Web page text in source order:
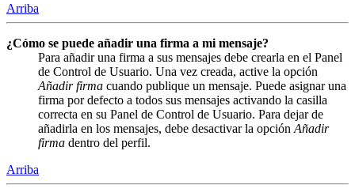
Arriba
¿Cómo se puede añadir una firma a mi mensaje?
Para añadir una firma a sus mensajes debe crearla en el Panel
de Control de Usuario. Una vez creada, active la opción
Añadir firma cuando publique un mensaje. Puede asignar una
firma por defecto a todos sus mensajes activando la casilla
correcta en su Panel de Control de Usuario. Para dejar de
añadirla en los mensajes, debe desactivar la opción Añadir
firma dentro del perfil.
Arriba